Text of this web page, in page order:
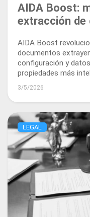
AIDA Boost:
extracción de
AIDA Boost
documentos
configuración y
propiedades más
prompts. Ofrece
impulsando todos
3/5/2026
LEGAL